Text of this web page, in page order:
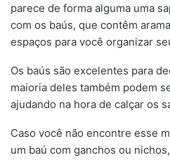
parece de forma alguma uma
com os baús, que contêm
espaços para você organizar
Os baús são excelentes para
maioria deles também podem
ajudando na hora de calçar os
Caso você não encontre esse
um baú com ganchos ou